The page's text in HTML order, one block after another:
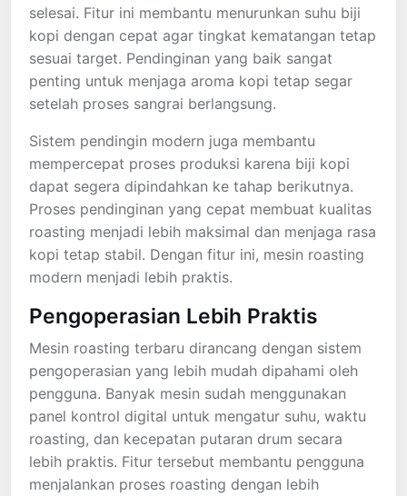
selesai. Fitur ini membantu menurunkan suhu biji
kopi dengan cepat agar tingkat kematangan tetap
sesuai target. Pendinginan yang baik sangat
penting untuk menjaga aroma kopi tetap segar
setelah proses sangrai berlangsung.
Sistem pendingin modern juga membantu
mempercepat proses produksi karena biji kopi
dapat segera dipindahkan ke tahap berikutnya.
Proses pendinginan yang cepat membuat kualitas
roasting menjadi lebih maksimal dan menjaga rasa
kopi tetap stabil. Dengan fitur ini, mesin roasting
modern menjadi lebih praktis.
Pengoperasian Lebih Praktis
Mesin roasting terbaru dirancang dengan sistem
pengoperasian yang lebih mudah dipahami oleh
pengguna. Banyak mesin sudah menggunakan
panel kontrol digital untuk mengatur suhu, waktu
roasting, dan kecepatan putaran drum secara
lebih praktis. Fitur tersebut membantu pengguna
menjalankan proses roasting dengan lebih